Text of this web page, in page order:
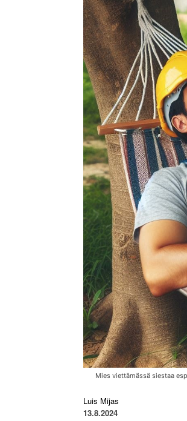
Mies viettämässä siestaa
Luis Mijas
13.8.2024